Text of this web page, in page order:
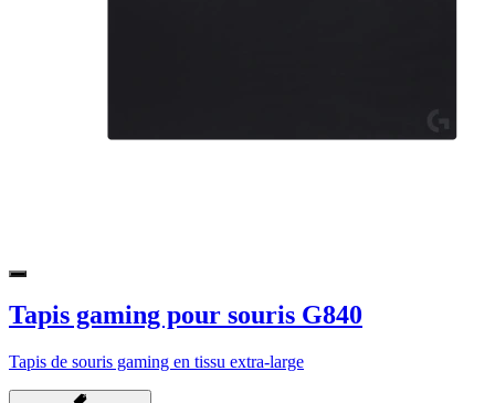
Tapis gaming pour souris G840
Tapis de souris gaming en tissu extra-large